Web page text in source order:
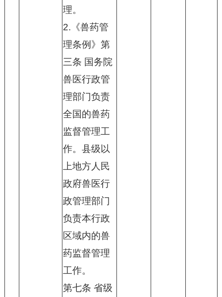
理。
2.《兽药管
理条例》第
三条 国务院
兽医行政管
理部门负责
全国的兽药
监督管理工
作。县级以
上地方人民
政府兽医行
政管理部门
负责本行政
区域内的兽
药监督管理
工作。
第七条 省级